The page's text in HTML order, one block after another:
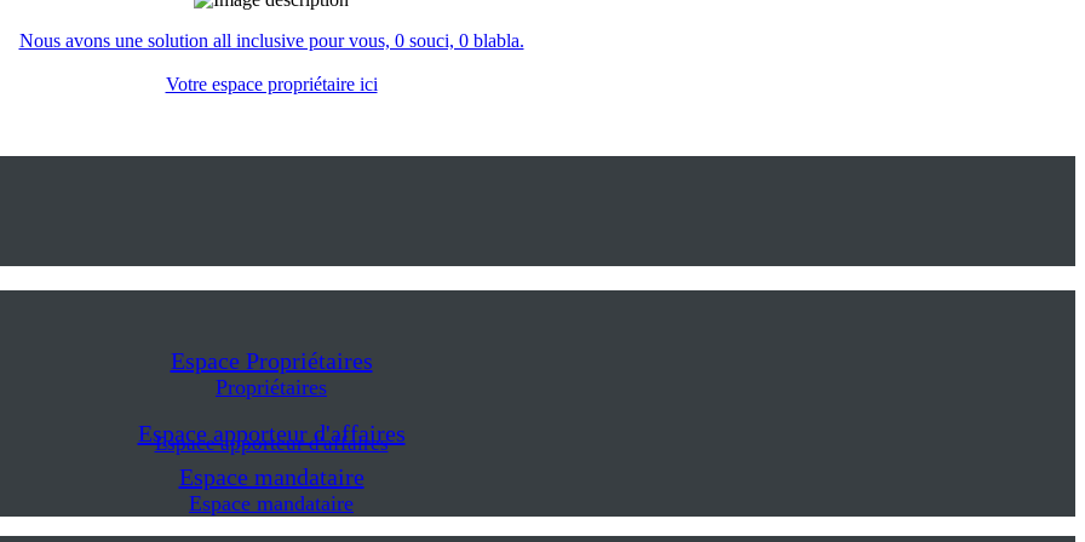
Nous avons une solution all inclusive pour vous, 0 souci, 0 blabla.
Votre espace propriétaire ici
Espace Propriétaires
Propriétaires
Espace apporteur d'affaires
Espace apporteur d'affaires
Espace mandataire
Espace mandataire